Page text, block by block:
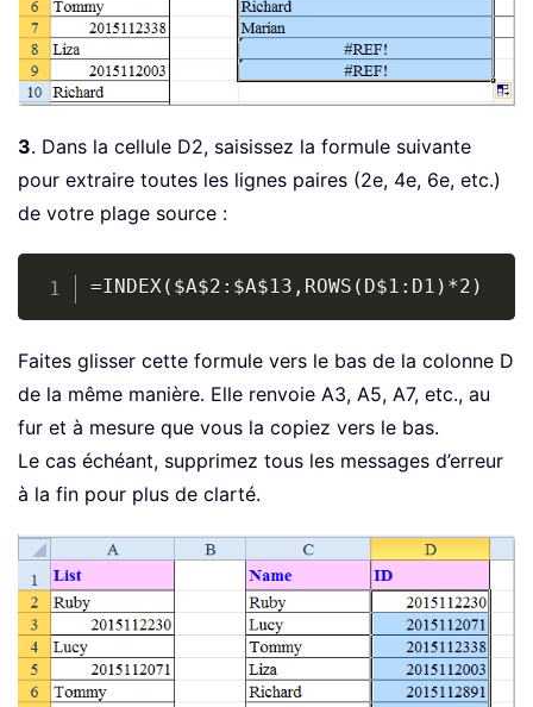
3. Dans la cellule D2, saisissez la formule suivante
pour extraire toutes les lignes paires (2e, 4e, 6e, etc.)
de votre plage source :
=INDEX($A$2:$A$13,ROWS(D$1:D1)*2)
Copy
Faites glisser cette formule vers le bas de la colonne D
de la même manière. Elle renvoie A3, A5, A7, etc., au
fur et à mesure que vous la copiez vers le bas.
Le cas échéant, supprimez tous les messages d’erreur
à la fin pour plus de clarté.